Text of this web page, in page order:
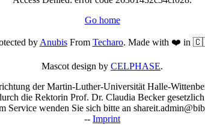
Go home
byAnubisFrom Techaro. Made with ❤️ in
Mascot design by CELPHASE.
der Martin-Luther-Universität Halle-
die Rektorin Prof. Dr. Claudia Becker
Service wenden Sie sich bitte an
-- Imprint